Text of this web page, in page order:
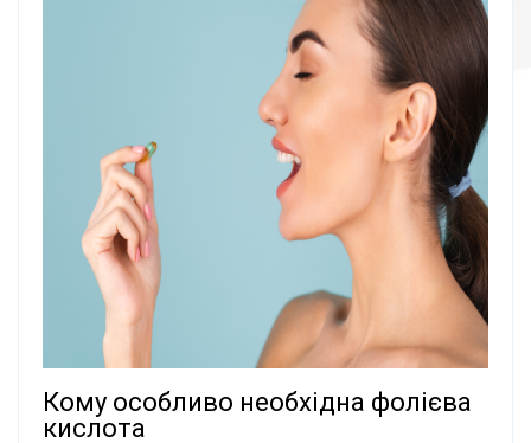
Кому особливо необхідна фолієва
кислота